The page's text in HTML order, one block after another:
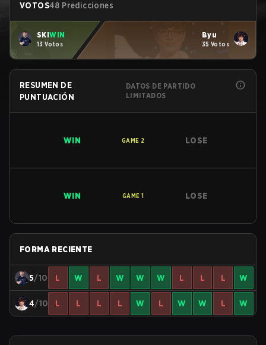
VOTOS48 Predicciones
SKiWIN
13 Votos
Byu
35 Votos
RESUMEN DE
PUNTUACIÓN
DATOS DE PARTIDO
LIMITADOS
WIN GAME 2 LOSE
WIN GAME 1 LOSE
FORMA RECIENTE
5/10 L W L W W W L L L W
4/10 L L L L W L W W L W